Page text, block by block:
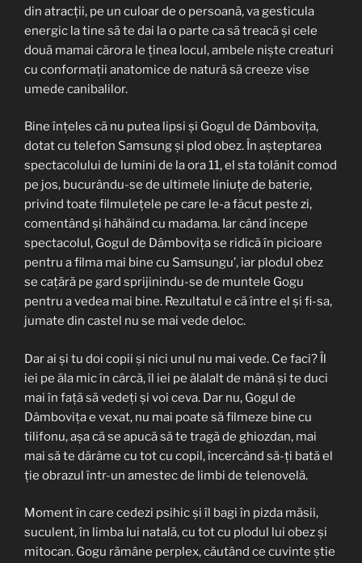
din atracții, pe un culoar de o persoană, va gesticula
energic la tine să te dai la o parte ca să treacă și cele
două mamai cărora le ținea locul, ambele niște creaturi
cu conformații anatomice de natură să creeze vise
umede canibalilor.
Bine înțeles că nu putea lipsi și Gogul de Dâmbovița,
dotat cu telefon Samsung și plod obez. În așteptarea
spectacolului de lumini de la ora 11, el sta tolănit comod
pe jos, bucurându-se de ultimele liniuțe de baterie,
privind toate filmulețele pe care le-a făcut peste zi,
comentând și hăhăind cu madama. Iar când începe
spectacolul, Gogul de Dâmbovița se ridică în picioare
pentru a filma mai bine cu Samsungu’, iar plodul obez
se cațără pe gard sprijinindu-se de muntele Gogu
pentru a vedea mai bine. Rezultatul e că între el și fi-sa,
jumate din castel nu se mai vede deloc.
Dar ai și tu doi copii și nici unul nu mai vede. Ce faci? Îl
iei pe ăla mic în cârcă, îl iei pe ălalalt de mână și te duci
mai în față să vedeți și voi ceva. Dar nu, Gogul de
Dâmbovița e vexat, nu mai poate să filmeze bine cu
tilifonu, așa că se apucă să te tragă de ghiozdan, mai
mai să te dărâme cu tot cu copil, încercând să-ți bată el
ție obrazul într-un amestec de limbi de telenovelă.
Moment în care cedezi psihic și îl bagi în pizda măsii,
suculent, în limba lui natală, cu tot cu plodul lui obez și
mitocan. Gogu rămâne perplex, căutând ce cuvinte știe